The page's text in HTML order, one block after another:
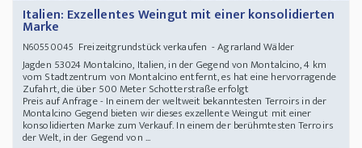
Italien: Exzellentes Weingut mit einer konsolidierten
Marke
N60550045 Freizeitgrundstück verkaufen - Agrarland Wälder
Jagden 53024 Montalcino, Italien, in der Gegend von Montalcino, 4 km
vom Stadtzentrum von Montalcino entfernt, es hat eine hervorragende
Zufahrt, die über 500 Meter Schotterstraße erfolgt
Preis auf Anfrage - In einem der weltweit bekanntesten Terroirs in der
Montalcino Gegend bieten wir dieses exzellente Weingut mit einer
konsolidierten Marke zum Verkauf. In einem der berühmtesten Terroirs
der Welt, in der Gegend von ...